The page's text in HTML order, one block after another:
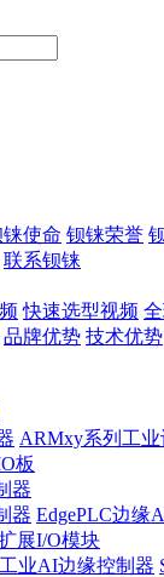
使命 钡铼荣誉
联系钡铼
快速选型视频
品牌优势 技术优势
ARMxy系列工
板
器
器 EdgePLC边缘
展I/O模块
工业AI边缘控制器